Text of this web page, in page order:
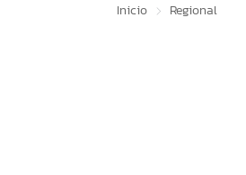
Inicio Regional